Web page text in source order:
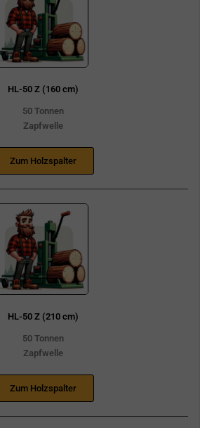
HL-50 Z (160 cm)
50 Tonnen
Zapfwelle
Zum Holzspalter
HL-50 Z (210 cm)
50 Tonnen
Zapfwelle
Zum Holzspalter